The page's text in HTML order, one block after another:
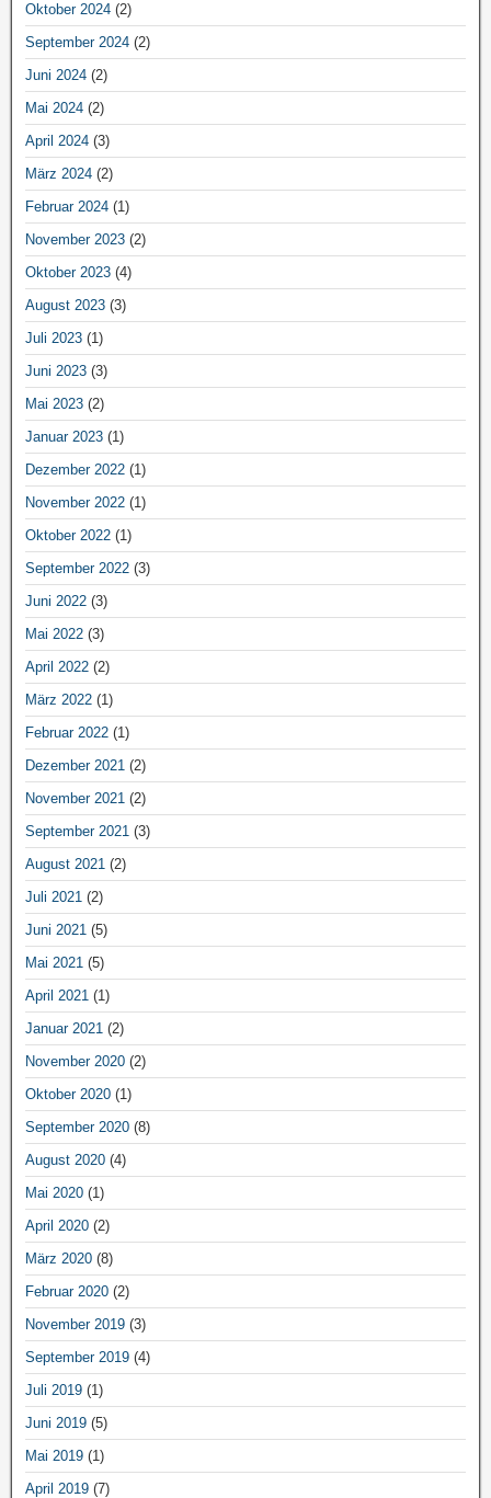
Oktober 2024 (2)
September 2024 (2)
Juni 2024 (2)
Mai 2024 (2)
April 2024 (3)
März 2024 (2)
Februar 2024 (1)
November 2023 (2)
Oktober 2023 (4)
August 2023 (3)
Juli 2023 (1)
Juni 2023 (3)
Mai 2023 (2)
Januar 2023 (1)
Dezember 2022 (1)
November 2022 (1)
Oktober 2022 (1)
September 2022 (3)
Juni 2022 (3)
Mai 2022 (3)
April 2022 (2)
März 2022 (1)
Februar 2022 (1)
Dezember 2021 (2)
November 2021 (2)
September 2021 (3)
August 2021 (2)
Juli 2021 (2)
Juni 2021 (5)
Mai 2021 (5)
April 2021 (1)
Januar 2021 (2)
November 2020 (2)
Oktober 2020 (1)
September 2020 (8)
August 2020 (4)
Mai 2020 (1)
April 2020 (2)
März 2020 (8)
Februar 2020 (2)
November 2019 (3)
September 2019 (4)
Juli 2019 (1)
Juni 2019 (5)
Mai 2019 (1)
April 2019 (7)